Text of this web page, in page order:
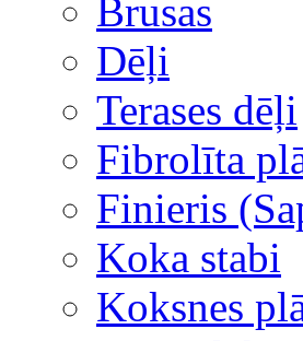
Brusas
Dēļi
Terases dēļi
Fibrolīta
Finieris
Koka stabi
Koksnes